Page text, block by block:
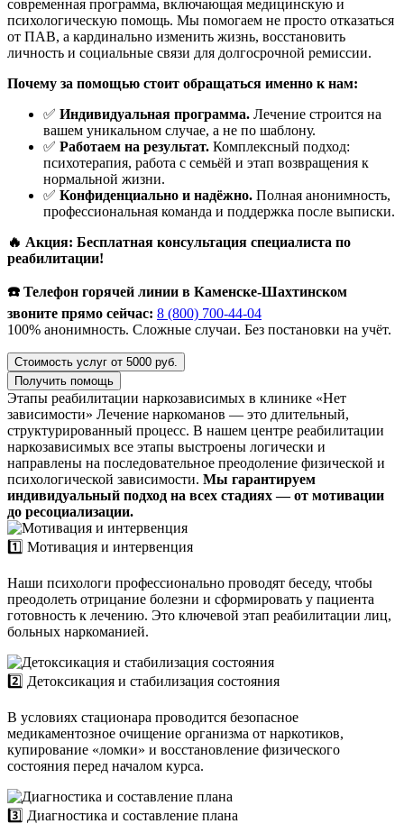
современная программа, включающая медицинскую и
психологическую помощь. Мы помогаем не просто отказаться
от ПАВ, а кардинально изменить жизнь, восстановить
личность и социальные связи для долгосрочной ремиссии.
Почему за помощью стоит обращаться именно к нам:
✅ Индивидуальная программа. Лечение строится на
вашем уникальном случае, а не по шаблону.
✅ Работаем на результат. Комплексный подход:
психотерапия, работа с семьёй и этап возвращения к
нормальной жизни.
✅ Конфиденциально и надёжно. Полная анонимность,
профессиональная команда и поддержка после выписки.
🔥 Акция: Бесплатная консультация специалиста по
реабилитации!
☎️ Телефон горячей линии в Каменске-Шахтинском
звоните прямо сейчас: 8 (800) 700-44-04
100% анонимность. Сложные случаи. Без постановки на учёт.
Стоимость услуг от 5000 руб.
Получить помощь
Этапы реабилитации наркозависимых в клинике «Нет
зависимости» Лечение наркоманов — это длительный,
структурированный процесс. В нашем центре реабилитации
наркозависимых все этапы выстроены логически и
направлены на последовательное преодоление физической и
психологической зависимости. Мы гарантируем
индивидуальный подход на всех стадиях — от мотивации
до ресоциализации.
1️⃣ Мотивация и интервенция
Наши психологи профессионально проводят беседу, чтобы
преодолеть отрицание болезни и сформировать у пациента
готовность к лечению. Это ключевой этап реабилитации лиц,
больных наркоманией.
2️⃣ Детоксикация и стабилизация состояния
В условиях стационара проводится безопасное
медикаментозное очищение организма от наркотиков,
купирование «ломки» и восстановление физического
состояния перед началом курса.
3️⃣ Диагностика и составление плана